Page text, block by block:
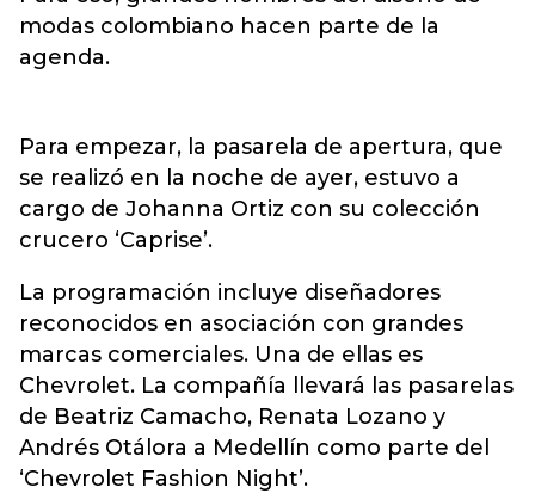
modas colombiano hacen parte de la
agenda.
Para empezar, la pasarela de apertura, que
se realizó en la noche de ayer, estuvo a
cargo de Johanna Ortiz con su colección
crucero ‘Caprise’.
La programación incluye diseñadores
reconocidos en asociación con grandes
marcas comerciales. Una de ellas es
Chevrolet. La compañía llevará las pasarelas
de Beatriz Camacho, Renata Lozano y
Andrés Otálora a Medellín como parte del
‘Chevrolet Fashion Night’.